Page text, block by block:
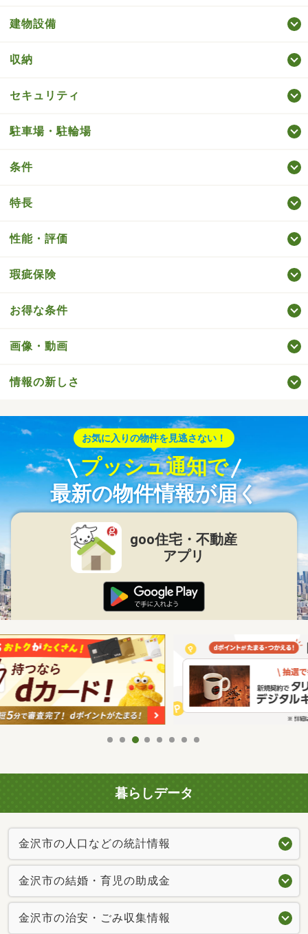
建物設備
収納
セキュリティ
駐車場・駐輪場
条件
特長
性能・評価
瑕疵保険
お得な条件
画像・動画
情報の新しさ
お気に入りの物件を見逃さない！
プッシュ通知で
最新の物件情報が届く
goo住宅・不動産
アプリ
暮らしデータ
金沢市の人口などの統計情報
金沢市の結婚・育児の助成金
金沢市の治安・ごみ収集情報